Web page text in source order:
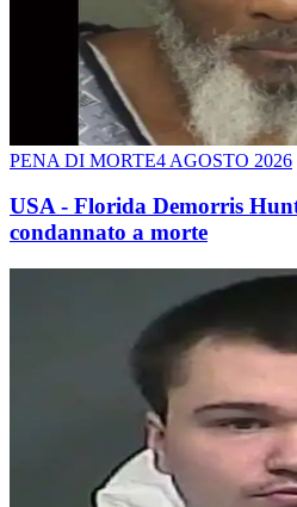
PENA DI MORTE4 AGOSTO 2026
USA - Florida Demorris
condannato a morte